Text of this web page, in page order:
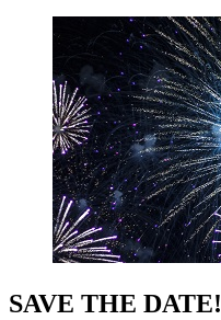
SAVE THE DATE!